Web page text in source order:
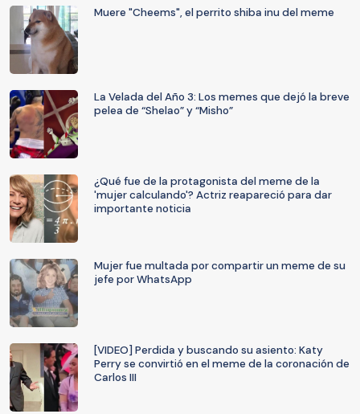
Muere "Cheems", el perrito shiba inu del meme
La Velada del Año 3: Los memes que dejó la breve
pelea de “Shelao” y “Misho”
¿Qué fue de la protagonista del meme de la
'mujer calculando'? Actriz reapareció para dar
importante noticia
Mujer fue multada por compartir un meme de su
jefe por WhatsApp
[VIDEO] Perdida y buscando su asiento: Katy
Perry se convirtió en el meme de la coronación de
Carlos III